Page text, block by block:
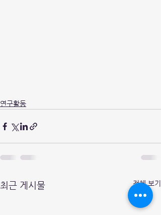
연구활동
최근 게시물 전체 보기